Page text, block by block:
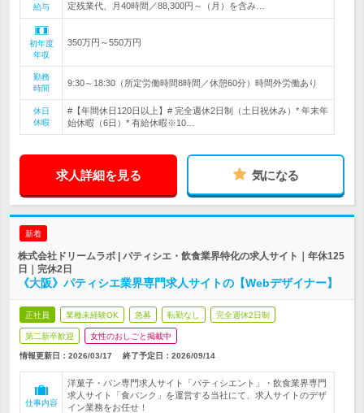
給与
定残業代、月40時間／88,300円～（月）を含み…
初年度
年収
350万円～550万円
勤務
時間
9:30～18:30（所定労働時間8時間／休憩60分）時間外労働あり
休日
休暇
#【年間休日120日以上】# 完全週休2日制（土日祝休み）* 年末年
始休暇（6日）* 有給休暇※10…
求人詳細を見る 気になる
新着
株式会社ドリームラボ | パティシエ・飲食業界特化の求人サイト｜年休125
日｜完休2日
《大阪》パティシエ業界専門求人サイトの【Webデザイナー】
正社員 業種未経験OK 急募 転勤なし 完全週休2日制
第二新卒歓迎 女性のおしごと掲載中
情報更新日：2026/03/17 終了予定日： 2026/09/14
仕事内容
洋菓子・パン専門求人サイト「パティシエント」・飲食業界専門
求人サイト「食バンク」を運営する当社にて、求人サイトのデザ
イン業務をお任せ！